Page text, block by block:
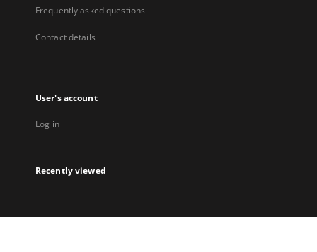
Frequently asked questions
Contact details
User's account
Log in
Recently viewed